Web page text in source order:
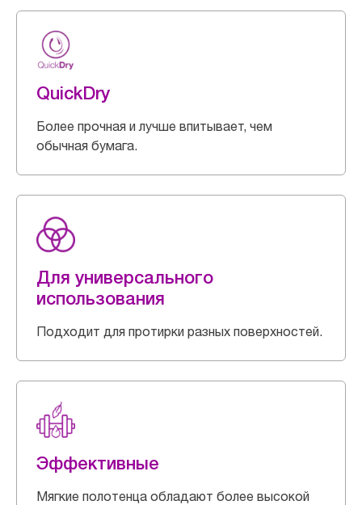
QuickDry
Более прочная и лучше впитывает, чем
обычная бумага.
Для универсального
использования
Подходит для протирки разных поверхностей.
Эффективные
Мягкие полотенца обладают более высокой